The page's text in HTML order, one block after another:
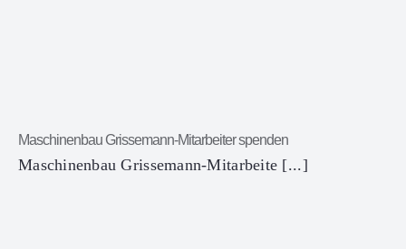
Maschinenbau Grissemann-Mitarbeiter spenden
Maschinenbau Grissemann-Mitarbeite [...]